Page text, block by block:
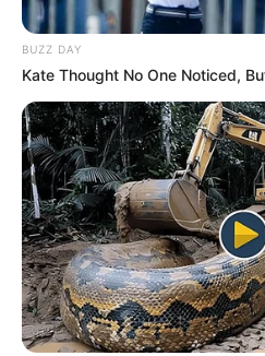
BUZZ DAY
Kate Thought No One Noticed,